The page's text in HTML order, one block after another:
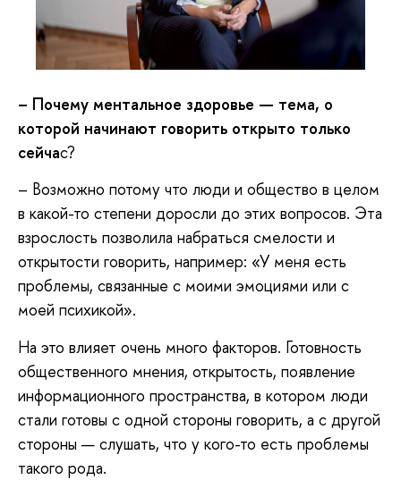
– Почему ментальное здоровье — тема, о
которой начинают говорить открыто только
сейчас?
– Возможно потому что люди и общество в целом
в какой-то степени доросли до этих вопросов. Эта
взрослость позволила набраться смелости и
открытости говорить, например: «У меня есть
проблемы, связанные с моими эмоциями или с
моей психикой».
На это влияет очень много факторов. Готовность
общественного мнения, открытость, появление
информационного пространства, в котором люди
стали готовы с одной стороны говорить, а с другой
стороны — слушать, что у кого-то есть проблемы
такого рода.